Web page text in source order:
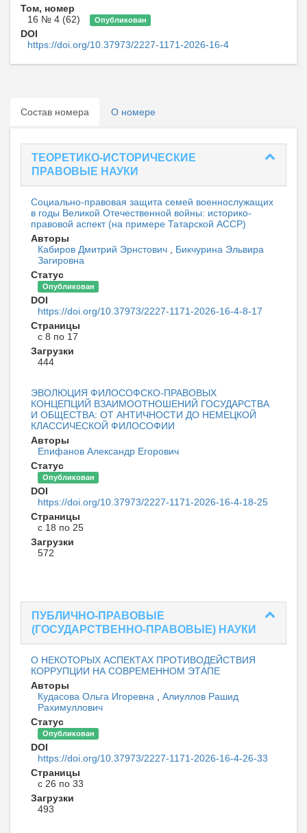
Том, номер
16 № 4 (62)
Опубликован
DOI
https://doi.org/10.37973/2227-1171-2026-16-4
Состав номера О номере
ТЕОРЕТИКО-ИСТОРИЧЕСКИЕ
ПРАВОВЫЕ НАУКИ
Социально-правовая защита семей военнослужащих
в годы Великой Отечественной войны: историко-
правовой аспект (на примере Татарской АССР)
Авторы
Кабиров Дмитрий Эрнстович
Бикчурина Эльвира
Загировна
Статус
Опубликован
DOI
https://doi.org/10.37973/2227-1171-2026-16-4-8-17
Страницы
с 8 по 17
Загрузки
444
ЭВОЛЮЦИЯ ФИЛОСОФСКО-ПРАВОВЫХ
КОНЦЕПЦИЙ ВЗАИМООТНОШЕНИЙ ГОСУДАРСТВА
И ОБЩЕСТВА: ОТ АНТИЧНОСТИ ДО НЕМЕЦКОЙ
КЛАССИЧЕСКОЙ ФИЛОСОФИИ
Авторы
Епифанов Александр Егорович
Статус
Опубликован
DOI
https://doi.org/10.37973/2227-1171-2026-16-4-18-25
Страницы
с 18 по 25
Загрузки
572
ПУБЛИЧНО-ПРАВОВЫЕ
(ГОСУДАРСТВЕННО-ПРАВОВЫЕ) НАУКИ
О НЕКОТОРЫХ АСПЕКТАХ ПРОТИВОДЕЙСТВИЯ
КОРРУПЦИИ НА СОВРЕМЕННОМ ЭТАПЕ
Авторы
Кудасова Ольга Игоревна
Алиуллов Рашид
Рахимуллович
Статус
Опубликован
DOI
https://doi.org/10.37973/2227-1171-2026-16-4-26-33
Страницы
с 26 по 33
Загрузки
493